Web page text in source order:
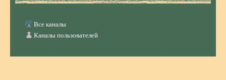
Все каналы
Каналы пользователей